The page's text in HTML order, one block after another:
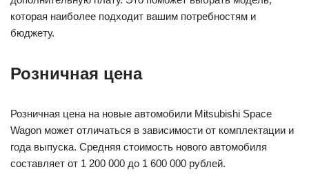
которая наиболее подходит вашим потребностям и
бюджету.
Розничная цена
Розничная цена на новые автомобили Mitsubishi Space
Wagon может отличаться в зависимости от комплектации и
года выпуска. Средняя стоимость нового автомобиля
составляет от 1 200 000 до 1 600 000 рублей.